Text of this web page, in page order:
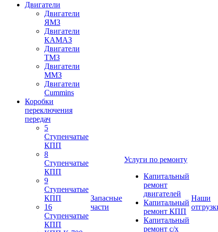
Двигатели
Двигатели
ЯМЗ
Двигатели
КАМАЗ
Двигатели
ТМЗ
Двигатели
ММЗ
Двигатели
Cummins
Коробки
переключения
передач
5
Ступенчатые
КПП
8
Ступенчатые
КПП
9
Ступенчатые
КПП
16
Ступенчатые
КПП
Запасные
части
Услуги по ремонту
Капитальный
ремонт
двигателей
Капитальный
ремонт КПП
Капитальный
ремонт с/х
Наши